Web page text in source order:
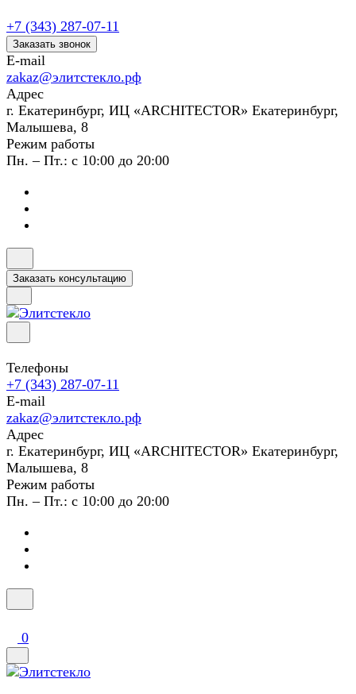
+7 (343) 287-07-11
Заказать звонок
E-mail
zakaz@элитстекло.рф
Адрес
г. Екатеринбург, ИЦ «ARCHITECTOR» Екатеринбург,
Малышева, 8
Режим работы
Пн. – Пт.: с 10:00 до 20:00
Заказать консультацию
Телефоны
+7 (343) 287-07-11
E-mail
zakaz@элитстекло.рф
Адрес
г. Екатеринбург, ИЦ «ARCHITECTOR» Екатеринбург,
Малышева, 8
Режим работы
Пн. – Пт.: с 10:00 до 20:00
0